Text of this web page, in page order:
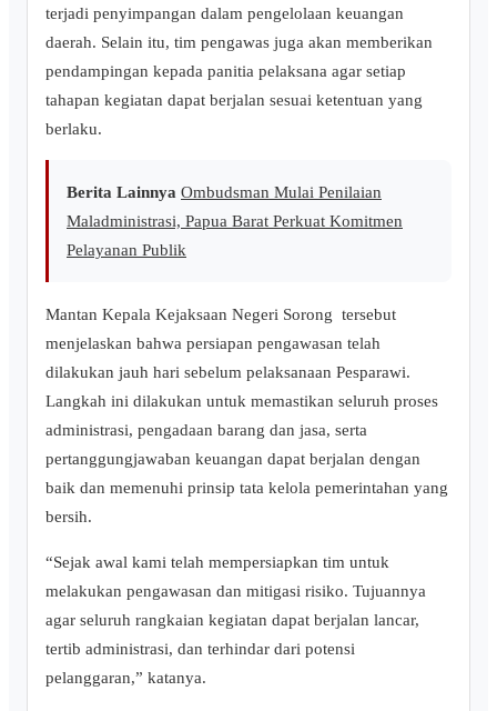
terjadi penyimpangan dalam pengelolaan keuangan
daerah. Selain itu, tim pengawas juga akan memberikan
pendampingan kepada panitia pelaksana agar setiap
tahapan kegiatan dapat berjalan sesuai ketentuan yang
berlaku.
Berita Lainnya Ombudsman Mulai Penilaian
Maladministrasi, Papua Barat Perkuat Komitmen
Pelayanan Publik
Mantan Kepala Kejaksaan Negeri Sorong tersebut
menjelaskan bahwa persiapan pengawasan telah
dilakukan jauh hari sebelum pelaksanaan Pesparawi.
Langkah ini dilakukan untuk memastikan seluruh proses
administrasi, pengadaan barang dan jasa, serta
pertanggungjawaban keuangan dapat berjalan dengan
baik dan memenuhi prinsip tata kelola pemerintahan yang
bersih.
“Sejak awal kami telah mempersiapkan tim untuk
melakukan pengawasan dan mitigasi risiko. Tujuannya
agar seluruh rangkaian kegiatan dapat berjalan lancar,
tertib administrasi, dan terhindar dari potensi
pelanggaran,” katanya.